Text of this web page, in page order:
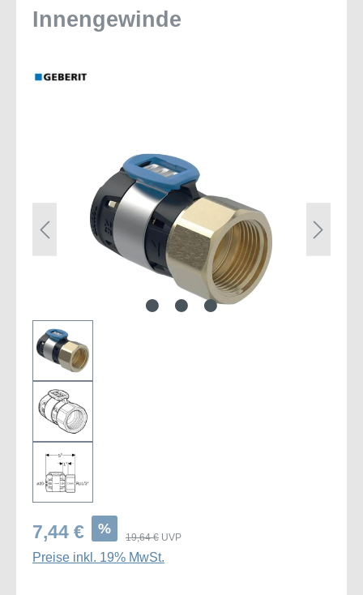
Innengewinde
7,44 € %
19,64 € UVP
Preise inkl. 19% MwSt.